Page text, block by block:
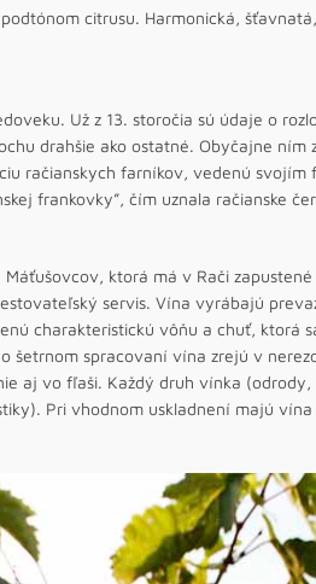
citrusu. Harmonická,
Už z 13. storočia sú údaje o
drahšie ako ostatné. Obyčajne
račianskych farníkov, vedenú
frankovky”, čím uznala račianske
ktorá má v Rači
servis. Vína vyrábajú
charakteristickú vôňu a chuť, ktorá
šetrnom spracovaní vína zrejú v
aj vo fľaši. Každý druh vínka
Pri vhodnom uskladnení majú